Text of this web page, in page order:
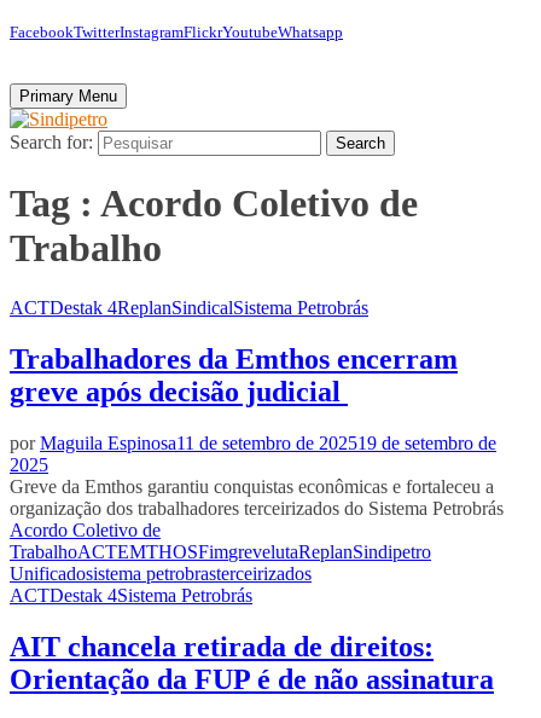
FacebookTwitterInstagramFlickrYoutubeWhatsapp
Primary Menu
Search for: Search
Tag : Acordo Coletivo de
Trabalho
ACTDestak 4ReplanSindicalSistema Petrobrás
Trabalhadores da Emthos encerram
greve após decisão judicial
porMaguila Espinosa11 de setembro de 202519 de setembro de
2025
Greve da Emthos garantiu conquistas econômicas e fortaleceu a
organização dos trabalhadores terceirizados do Sistema Petrobrás
Acordo Coletivo de
TrabalhoACTEMTHOSFimgrevelutaReplanSindipetro
Unificadosistema petrobrasterceirizados
ACTDestak 4Sistema Petrobrás
AIT chancela retirada de direitos:
Orientação da FUP é de não assinatura